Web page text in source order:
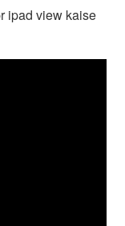
ipad view kaise